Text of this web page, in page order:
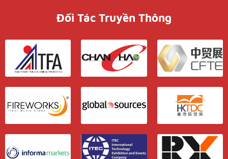
Đối Tác Truyền Thông